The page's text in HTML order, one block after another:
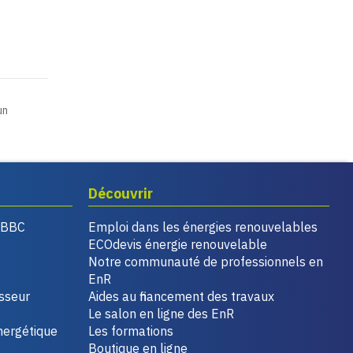
Découvrir
Emploi dans les énergies renouvelables
ECOdevis énergie renouvelable
Notre communauté de professionnels en
EnR
Aides au financement des travaux
Le salon en ligne des EnR
Les formations
Boutique en ligne